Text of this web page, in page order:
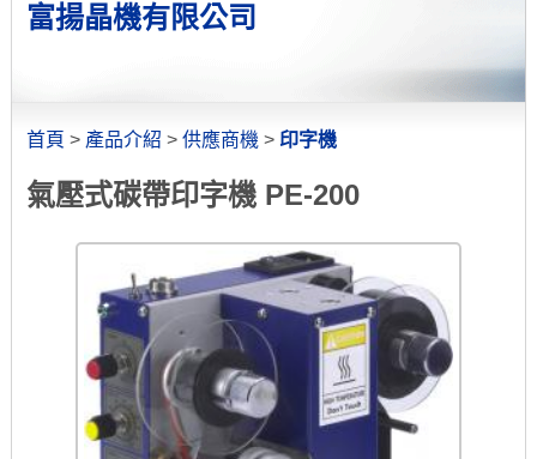
富揚晶機有限公司
首頁 > 產品介紹 > 供應商機 > 印字機
氣壓式碳帶印字機 PE-200